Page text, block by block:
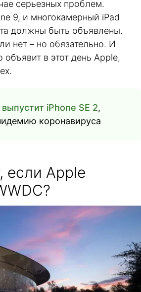
серьезных проблем.
9, и многокамерный iPad
должны быть объявлены.
нет – но обязательно. И
объявит в этот день Apple,
iPhone SE 2,
коронавируса
если Apple